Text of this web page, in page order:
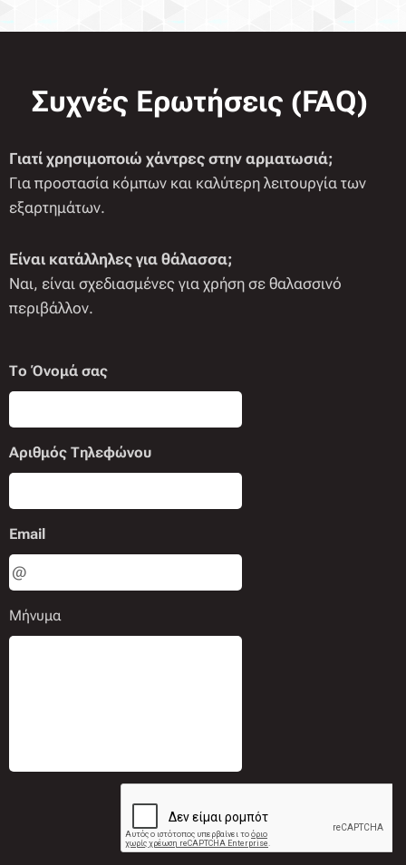
Συχνές Ερωτήσεις (FAQ)
Γιατί χρησιμοποιώ χάντρες στην αρματωσιά;
Για προστασία κόμπων και καλύτερη λειτουργία των
εξαρτημάτων.
Είναι κατάλληλες για θάλασσα;
Ναι, είναι σχεδιασμένες για χρήση σε θαλασσινό
περιβάλλον.
Το Όνομά σας
Αριθμός Τηλεφώνου
Email
Μήνυμα